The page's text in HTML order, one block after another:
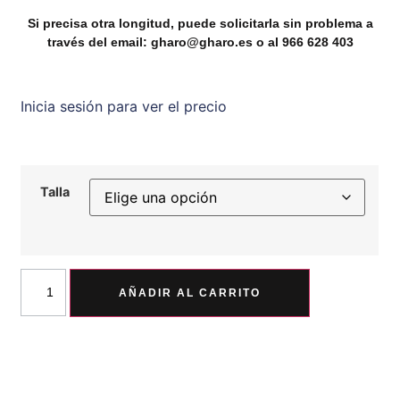
Si precisa otra longitud, puede solicitarla sin problema a
través del email: gharo@gharo.es o al 966 628 403
Inicia sesión para ver el precio
Talla
AÑADIR AL CARRITO